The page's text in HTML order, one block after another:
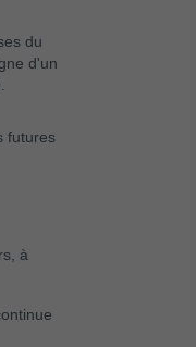
du
d'un
futures
à